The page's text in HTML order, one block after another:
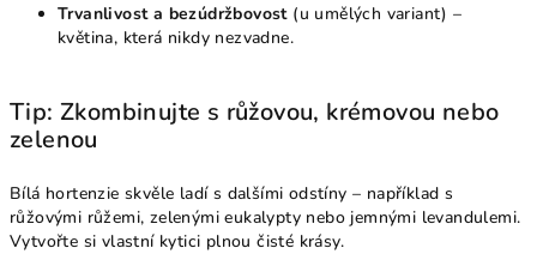
Trvanlivost a bezúdržbovost(u umělých variant) –
květina, která nikdy nezvadne.
Tip: Zkombinujte s růžovou, krémovou nebo
zelenou
Bílá hortenzie skvěle ladí s dalšími odstíny – například s
růžovými růžemi, zelenými eukalypty nebo jemnými levandulemi.
Vytvořte si vlastní kytici plnou čisté krásy.